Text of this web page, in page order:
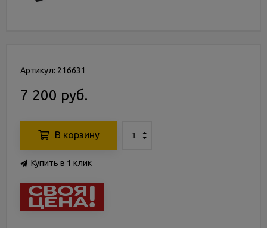
Артикул: 216631
7 200 руб.
В корзину
Купить в 1 клик